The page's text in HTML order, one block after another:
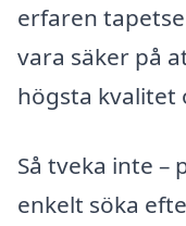
erfaren
vara säker på
högsta kvalitet
Så tveka inte –
enkelt söka